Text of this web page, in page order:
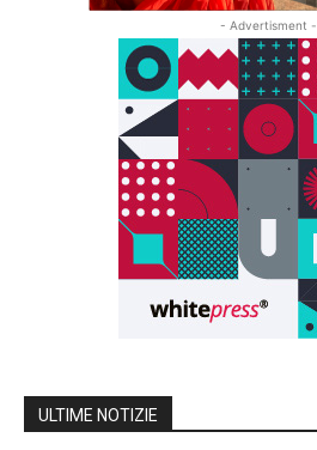
- Advertisment -
ULTIME NOTIZIE